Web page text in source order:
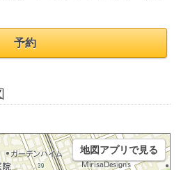
予約
地図アプリで見る